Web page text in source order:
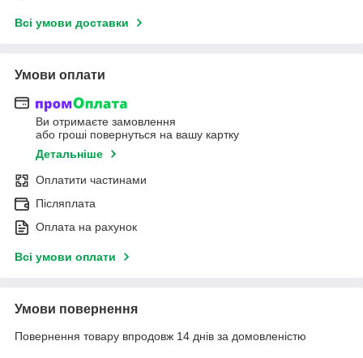
Всі умови доставки
Умови оплати
Ви отримаєте замовлення
або гроші повернуться на вашу картку
Детальніше
Оплатити частинами
Післяплата
Оплата на рахунок
Всі умови оплати
Умови повернення
Повернення товару впродовж 14 днів за домовленістю